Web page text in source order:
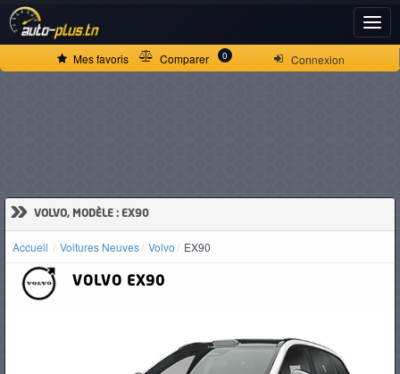
Connexion
Mes favoris Comparer 0
» VOLVO, MODÈLE : EX90
Accueil Voitures Neuves Volvo EX90
VOLVO EX90
ACCUEIL
D'OCCASION